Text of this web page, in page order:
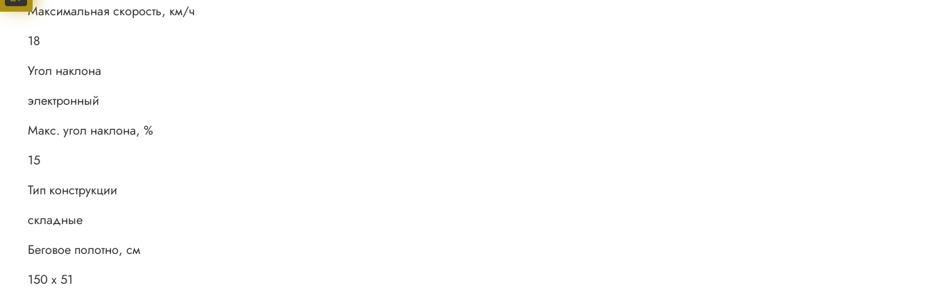
Максимальная скорость, км/ч
18
Угол наклона
электронный
Макс. угол наклона, %
15
Тип конструкции
складные
Беговое полотно, см
150 х 51